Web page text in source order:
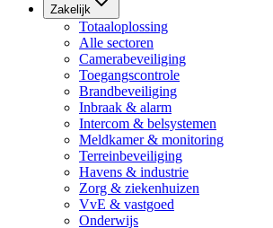
Zakelijk
Totaaloplossing
Alle sectoren
Camerabeveiliging
Toegangscontrole
Brandbeveiliging
Inbraak & alarm
Intercom & belsystemen
Meldkamer & monitoring
Terreinbeveiliging
Havens & industrie
Zorg & ziekenhuizen
VvE & vastgoed
Onderwijs